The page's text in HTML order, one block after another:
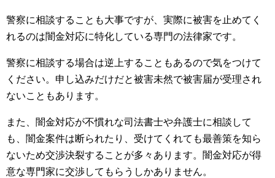
警察に相談することも大事ですが、実際に被害を止めてく
れるのは闇金対応に特化している専門の法律家です。
警察に相談する場合は逆上することもあるので気をつけて
ください。申し込みだけだと被害未然で被害届が受理され
ないこともあります。
また、闇金対応が不慣れな司法書士や弁護士に相談して
も、闇金案件は断られたり、受けてくれても最善策を知ら
ないため交渉決裂することが多々あります。闇金対応が得
意な専門家に交渉してもらうしかありません。